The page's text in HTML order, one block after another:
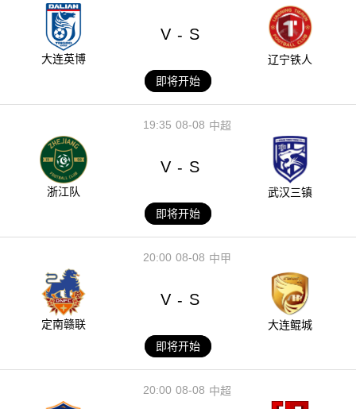
大连英博
V - S
辽宁铁人
即将开始
08-08
19:35 中超
浙江队
V - S
武汉三镇
即将开始
08-08
20:00 中甲
定南赣联
V - S
大连鲲城
即将开始
08-08
20:00 中超